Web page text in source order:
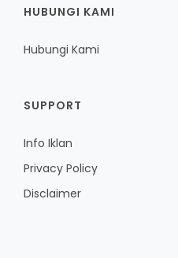
HUBUNGI KAMI
Hubungi Kami
SUPPORT
Info Iklan
Privacy Policy
Disclaimer